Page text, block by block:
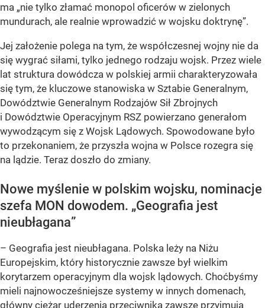
ma „nie tylko złamać monopol oficerów w zielonych
mundurach, ale realnie wprowadzić w wojsku doktrynę”.
Jej założenie polega na tym, że współczesnej wojny nie da
się wygrać siłami, tylko jednego rodzaju wojsk. Przez wiele
lat struktura dowódcza w polskiej armii charakteryzowała
się tym, że kluczowe stanowiska w Sztabie Generalnym,
Dowództwie Generalnym Rodzajów Sił Zbrojnych
i Dowództwie Operacyjnym RSZ powierzano generałom
wywodzącym się z Wojsk Lądowych. Spowodowane było
to przekonaniem, że przyszła wojna w Polsce rozegra się
na lądzie. Teraz doszło do zmiany.
Nowe myślenie w polskim wojsku, nominacje
szefa MON dowodem. „Geografia jest
nieubłagana”
– Geografia jest nieubłagana. Polska leży na Niżu
Europejskim, który historycznie zawsze był wielkim
korytarzem operacyjnym dla wojsk lądowych. Choćbyśmy
mieli najnowocześniejsze systemy w innych domenach,
główny ciężar uderzenia przeciwnika zawsze przyjmują